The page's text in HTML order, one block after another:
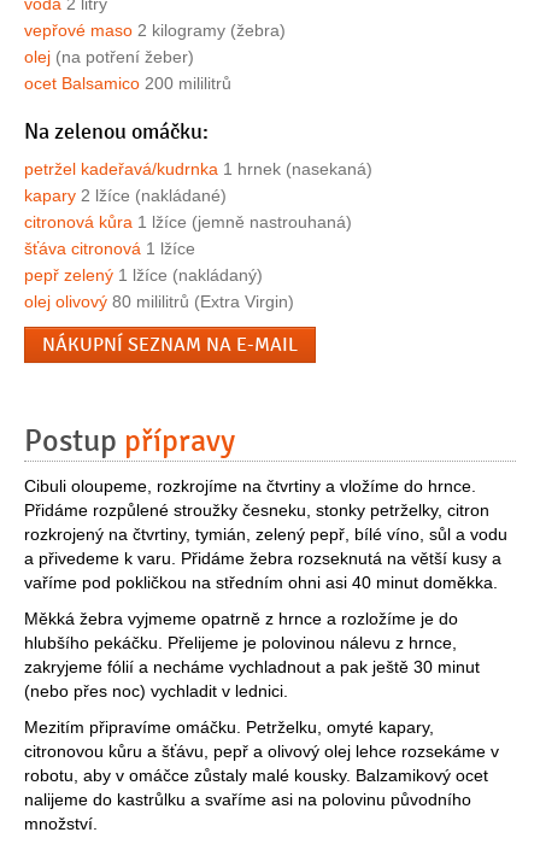
vepřové maso 2 kilogramy (žebra)
olej (na potření žeber)
ocet Balsamico 200 mililitrů
Na zelenou omáčku:
petržel kadeřavá/kudrnka 1 hrnek (nasekaná)
kapary 2 lžíce (nakládané)
citronová kůra 1 lžíce (jemně nastrouhaná)
šťáva citronová 1 lžíce
pepř zelený 1 lžíce (nakládaný)
olej olivový 80 mililitrů (Extra Virgin)
NÁKUPNÍ SEZNAM NA E-MAIL
Postup přípravy
Cibuli oloupeme, rozkrojíme na čtvrtiny a vložíme do hrnce.
Přidáme rozpůlené stroužky česneku, stonky petrželky, citron
rozkrojený na čtvrtiny, tymián, zelený pepř, bílé víno, sůl a vodu
a přivedeme k varu. Přidáme žebra rozseknutá na větší kusy a
vaříme pod pokličkou na středním ohni asi 40 minut doměkka.
Měkká žebra vyjmeme opatrně z hrnce a rozložíme je do
hlubšího pekáčku. Přelijeme je polovinou nálevu z hrnce,
zakryjeme fólií a necháme vychladnout a pak ještě 30 minut
(nebo přes noc) vychladit v lednici.
Mezitím připravíme omáčku. Petrželku, omyté kapary,
citronovou kůru a šťávu, pepř a olivový olej lehce rozsekáme v
robotu, aby v omáčce zůstaly malé kousky. Balzamikový ocet
nalijeme do kastrůlku a svaříme asi na polovinu původního
množství.